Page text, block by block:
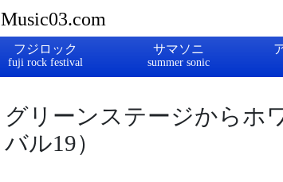
Music03.com
フジロック サマソニ
グリーンステージからホ
バル19）